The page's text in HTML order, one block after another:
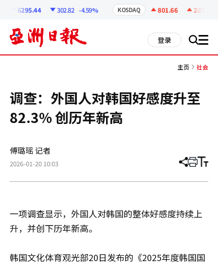
6295.44 302.82 -4.59% KOSDAQ 801.66 2.07
登录 搜 all
主页 社会
调查：外国人对韩国好感度升至
82.3% 创历年新高
傅璐瑶 记者
2026-01-20 10:03 分
章
打 调
小
一项调查显示，外国人对韩国的整体好感度持续上
升，并创下历年新高。
韩国文化体育观光部20日发布的《2025年度韩国国